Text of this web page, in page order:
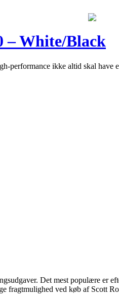
– White/Black
performance ikke altid skal
Det mest populære er
fragtmulighed ved køb af Scott